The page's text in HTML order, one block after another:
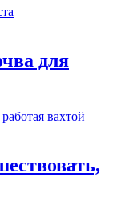
для